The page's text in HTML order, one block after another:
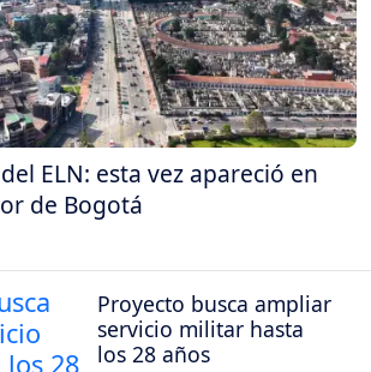
ELN: esta vez apareció en
de Bogotá
Proyecto busca ampliar
servicio militar hasta
los 28 años